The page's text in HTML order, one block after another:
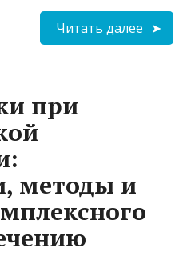
Читать далее
при
методы и